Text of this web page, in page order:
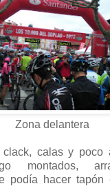
Zona delantera
calas y poco
montados,
podía hacer tapón